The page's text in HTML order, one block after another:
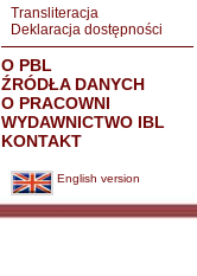
Transliteracja
Deklaracja dostępności
O PBL
ŹRÓDŁA DANYCH
O PRACOWNI
WYDAWNICTWO IBL
KONTAKT
English version